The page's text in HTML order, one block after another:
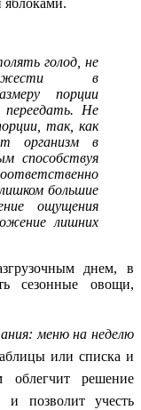
яблоками.
голод, не
в
порции
Не
так, как
организм в
способствуя
большие
ощущения
лишних
днем, в
сезонные овощи,
меню на неделю
или списка и
решение
и позволит учесть